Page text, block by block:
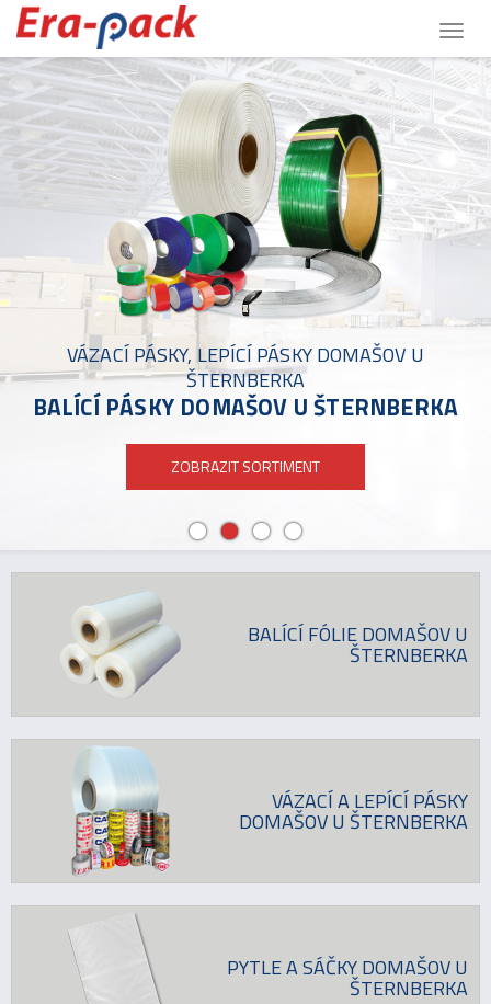
VÁZACÍ PÁSKY, LEPÍCÍ PÁSKY DOMAŠOV U
ŠTERNBERKA
BALÍCÍ PÁSKY DOMAŠOV U ŠTERNBERKA
ZOBRAZIT SORTIMENT
BALÍCÍ FÓLIE DOMAŠOV U
ŠTERNBERKA
VÁZACÍ A LEPÍCÍ PÁSKY
DOMAŠOV U ŠTERNBERKA
PYTLE A SÁČKY DOMAŠOV U
ŠTERNBERKA